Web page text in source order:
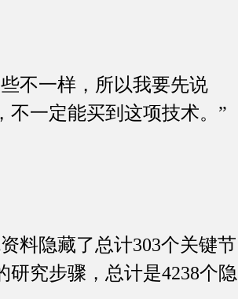
不一样，所以我要先说
不一定能买到这项技术。”
隐藏了总计303个关键节
研究步骤，总计是4238个隐